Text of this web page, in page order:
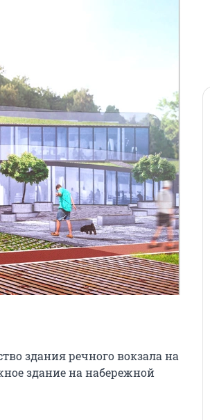
здания речного вокзала на
здание на набережной